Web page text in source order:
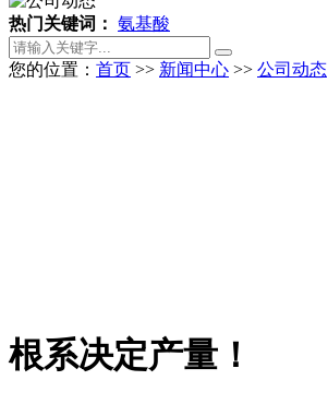
热门关键词： 氨基酸
您的位置： 首页 >> 新闻中心 >> 公司动态
根系决定产量！